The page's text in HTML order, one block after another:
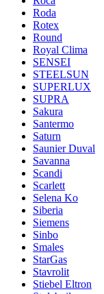
Roda
Rotex
Round
Royal Clima
SENSEI
STEELSUN
SUPERLUX
SUPRA
Sakura
Santermo
Saturn
Saunier Duval
Savanna
Scandi
Scarlett
Selena Ko
Siberia
Siemens
Sinbo
Smales
StarGas
Stavrolit
Stiebel Eltron